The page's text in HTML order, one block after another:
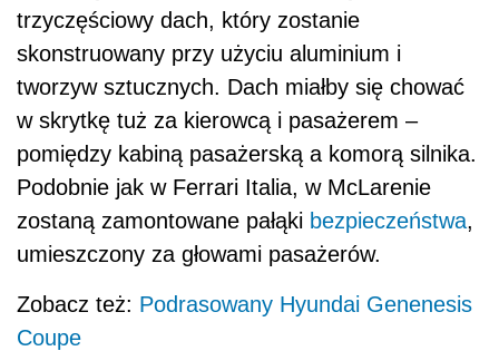
trzyczęściowy dach, który zostanie
skonstruowany przy użyciu aluminium i
tworzyw sztucznych. Dach miałby się chować
w skrytkę tuż za kierowcą i pasażerem –
pomiędzy kabiną pasażerską a komorą silnika.
Podobnie jak w Ferrari Italia, w McLarenie
zostaną zamontowane pałąki bezpieczeństwa,
umieszczony za głowami pasażerów.
Zobacz też: Podrasowany Hyundai Genenesis
Coupe